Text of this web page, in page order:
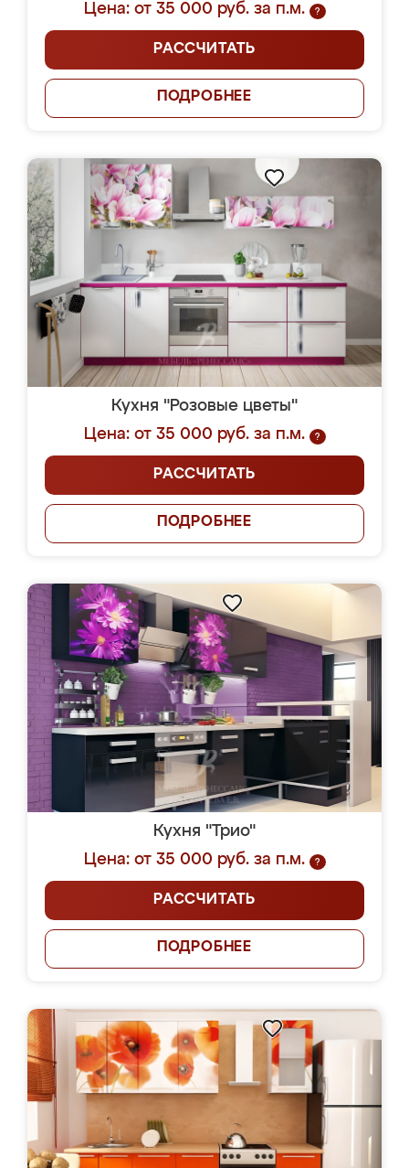
Цена: от 35 000 руб. за п.м.
?
РАССЧИТАТЬ
ПОДРОБНЕЕ
Кухня "Розовые цветы"
Цена: от 35 000 руб. за п.м.
?
РАССЧИТАТЬ
ПОДРОБНЕЕ
Кухня "Трио"
Цена: от 35 000 руб. за п.м.
?
РАССЧИТАТЬ
ПОДРОБНЕЕ